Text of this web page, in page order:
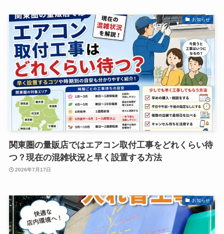
お知らせ
関東圏の量販店ではエアコン取付工事をどれくらい待
つ？現在の混雑状況と早く設置する方法
2026年7月17日
お知らせ